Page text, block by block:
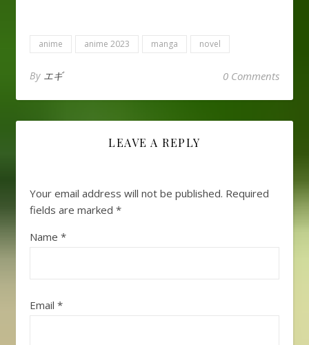
anime anime 2023 manga novel
By エギ 0 Comments
LEAVE A REPLY
Your email address will not be published. Required
fields are marked *
Name *
Email *